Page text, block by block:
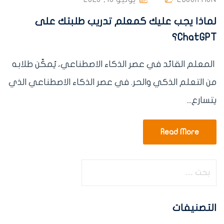
لماذا يجب عليك كمعلم تدريب طلبتك على
ChatGPT؟
المعلم القائد في عصر الذكاء الاصطناعي، يُمكّن طلابه
من التعلم الذكي والحر. في عصر الذكاء الاصطناعي الذي
يتسارع...
Read More
التصنيفات